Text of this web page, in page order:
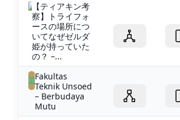
【ティアキン考
察】トライフォ
ースの場所につ
いてなぜゼルダ
姫が持っていた
の？ –...
Fakultas
Teknik Unsoed
– Berbudaya
Mutu